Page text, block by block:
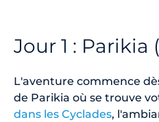
Jour 1 : Parikia
L'aventure commence
de Parikia où se trouve
dans les Cyclades,